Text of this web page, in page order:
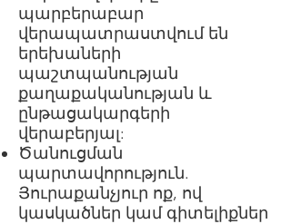
պարբերաբար
վերապատրաստվում են
երեխաների
պաշտպանության
քաղաքականության և
ընթացակարգերի
վերաբերյալ:
Ծանուցման
պարտավորություն.
Յուրաքանչյուր ոք, ով
կասկածներ կամ գիտելիքներ